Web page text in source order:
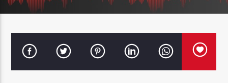
FAIXA ATUAL
MENSAGEM PRA VOCE (COM BIAGGIO ANTONECCI
JOANNA